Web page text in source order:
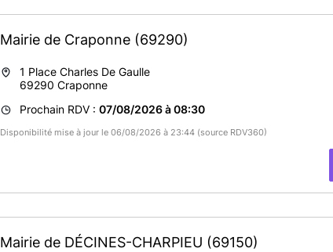
Mairie de Craponne (69290)
1 Place Charles De Gaulle
69290 Craponne
Prochain RDV : 07/08/2026 à 08:30
Disponibilité mise à jour le 06/08/2026 à 23:44 (source RDV360)
Mairie de DÉCINES-CHARPIEU (69150)